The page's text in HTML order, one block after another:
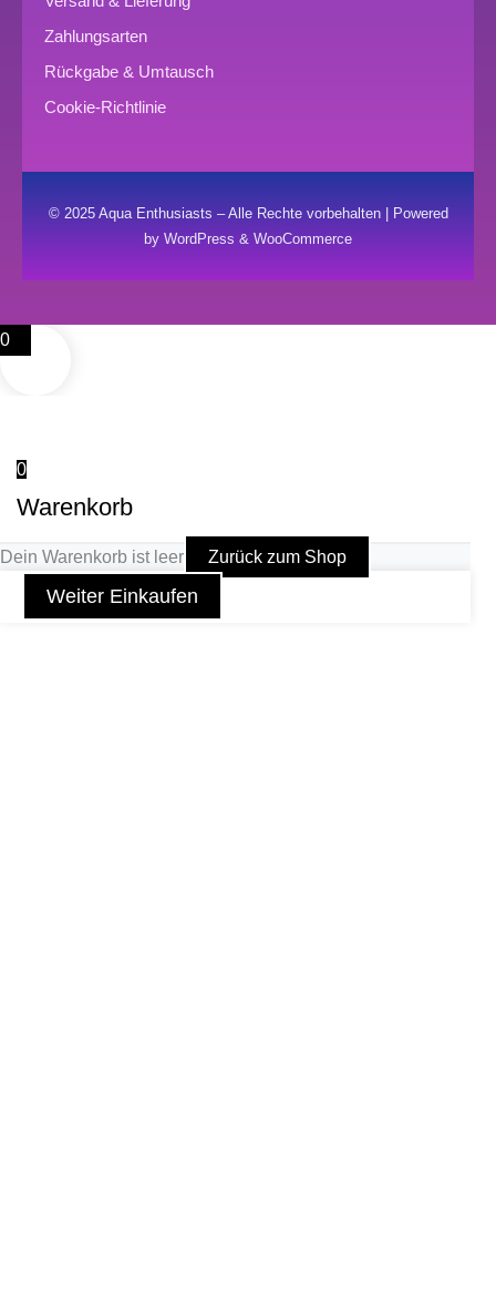
Zahlungsarten
Rückgabe & Umtausch
Cookie-Richtlinie
© 2025 Aqua Enthusiasts – Alle Rechte vorbehalten | Powered
by WordPress & WooCommerce
0
0
Warenkorb
Dein Warenkorb ist leer Zurück zum Shop
Weiter Einkaufen